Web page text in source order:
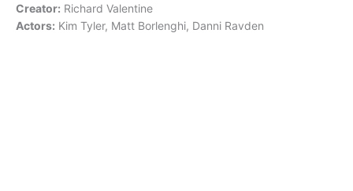
Creator: Richard Valentine
Actors: Kim Tyler, Matt Borlenghi, Danni Ravden